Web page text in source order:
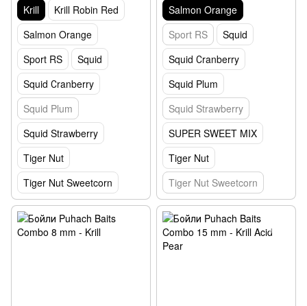
Krill
Krill Robin Red
Salmon Orange
Sport RS
Squid
Squid Сranberry
Squid Plum
Squid Strawberry
Tiger Nut
Tiger Nut Sweetcorn
Salmon Orange
Sport RS
Squid
Squid Сranberry
Squid Plum
Squid Strawberry
SUPER SWEET MIX
Tiger Nut
Tiger Nut Sweetcorn